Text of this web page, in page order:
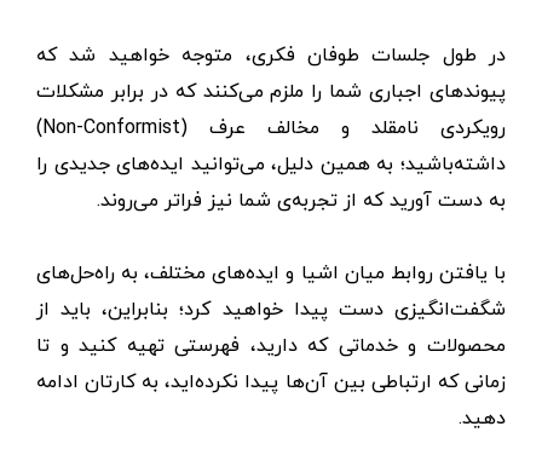
در طول جلسات طوفان فکری، متوجه خواهید شد که
پیوندهای اجباری شما را ملزم می‌کنند که در برابر مشکلات
رویکردی نامقلد و مخالف عرف (Non-Conformist)
داشته‌باشید؛ به همین دلیل، می‌توانید ایده‌های جدیدی را
به دست آورید که از تجربه‌ی شما نیز فراتر می‌روند.
با یافتن روابط میان اشیا و ایده‌های مختلف، به راه‌حل‌های
شگفت‌انگیزی دست پیدا خواهید کرد؛ بنابراین، باید از
محصولات و خدماتی که دارید، فهرستی تهیه کنید و تا
زمانی که ارتباطی بین آن‌ها پیدا نکرده‌اید، به کارتان ادامه
دهید.